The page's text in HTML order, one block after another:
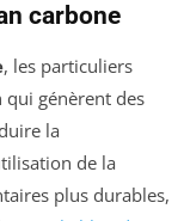
carbone
, les particuliers
génèrent des
la
de la
plus durables,